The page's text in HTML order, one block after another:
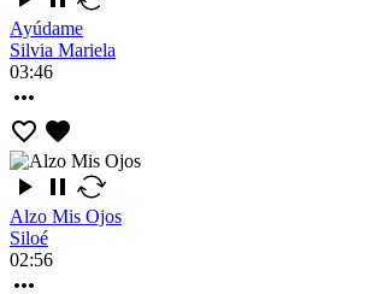
Ayúdame
Silvia Mariela
03:46
Alzo Mis Ojos
Siloé
02:56